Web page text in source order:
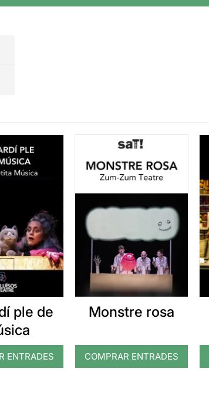
ple de
ENTRADES
Monstre rosa
COMPRAR ENTRADES